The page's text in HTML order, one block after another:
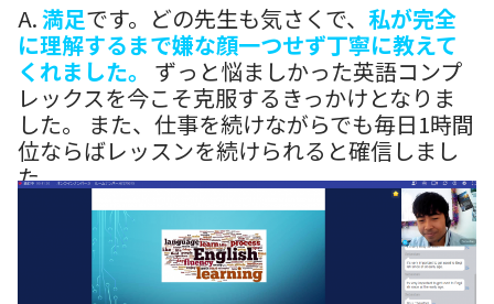
A.満足です。どの先生も気さくで、 私が完全
に理解するまで嫌な顔一つせず丁寧に教えて
くれました。
ずっと悩ましかった英語コンプ
レックスを今こそ克服するきっかけとなりま
した。 また、仕事を続けながらでも毎日1時間
位ならばレッスンを続けられると確信しまし
た。